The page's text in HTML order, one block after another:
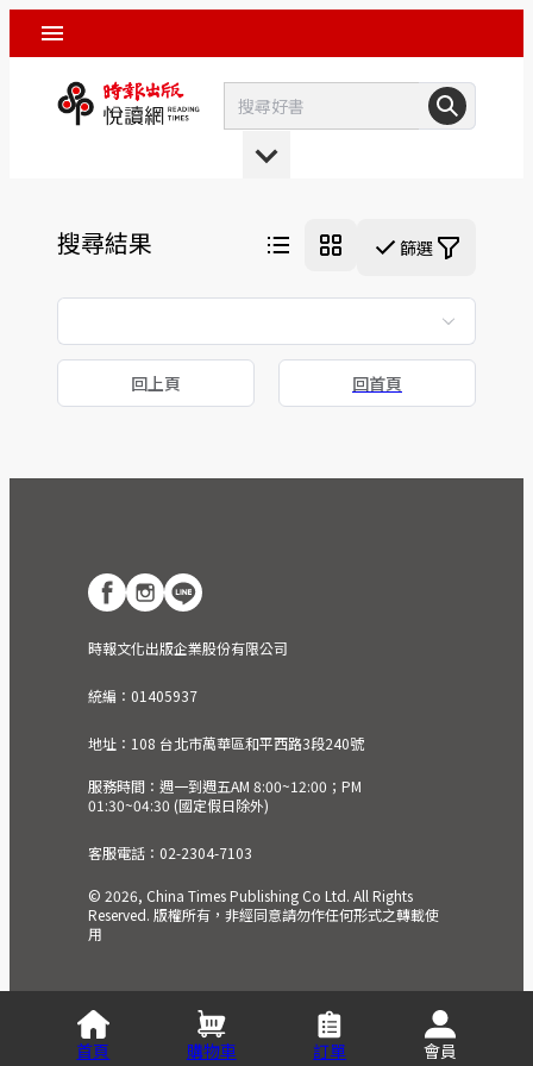
搜尋結果 篩選
回上頁 回首頁
時報文化出版企業股份有限公司
統編：01405937
地址：108 台北市萬華區和平西路3段240號
服務時間：週一到週五AM 8:00~12:00；PM
01:30~04:30 (國定假日除外)
客服電話：02-2304-7103
© 2026, China Times Publishing Co Ltd. All Rights
Reserved. 版權所有，非經同意請勿作任何形式之轉載使
用
首頁 購物車 訂單 會員